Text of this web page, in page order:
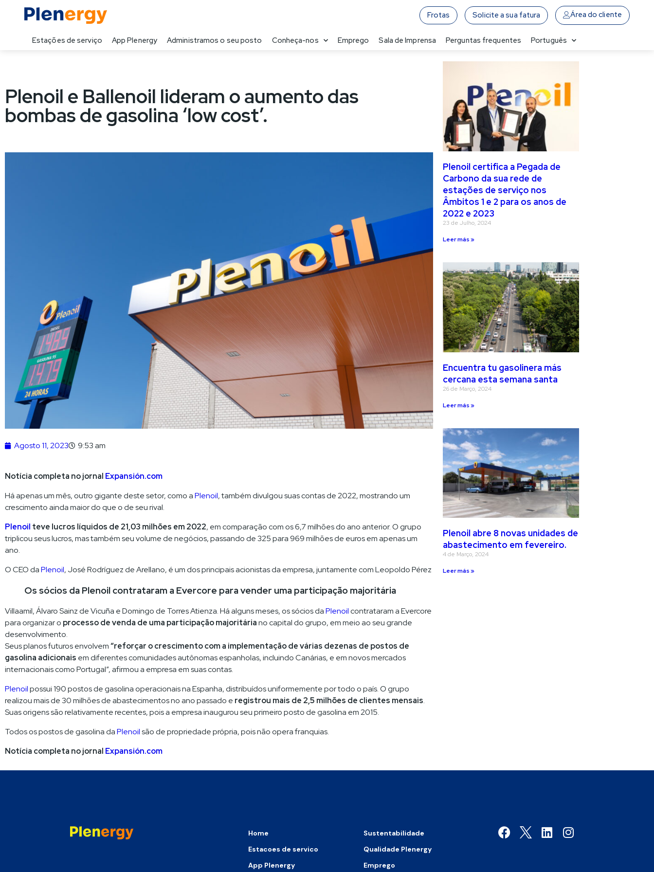
Frotas Solicite a sua fatura Área do cliente
Estações de serviço App Plenergy Administramos o seu posto Conheça-nos Emprego Sala de Imprensa Perguntas frequentes Português
Plenoil e Ballenoil lideram o aumento das
bombas de gasolina ‘low cost’.
Agosto 11, 2023 9:53 am
Notícia completa no jornal Expansión.com
Há apenas um mês, outro gigante deste setor, como aPlenoil, também divulgou suas contas de 2022, mostrando um
crescimento ainda maior do que o de seu rival.
Plenoil teve lucros líquidos de 21,03 milhões em 2022, em comparação com os 6,7 milhões do ano anterior. O grupo
triplicou seus lucros, mas também seu volume de negócios, passando de 325 para 969 milhões de euros em apenas um
ano.
O CEO daPlenoil, José Rodríguez de Arellano, é um dos principais acionistas da empresa, juntamente com Leopoldo Pérez
Os sócios da Plenoil contrataram a Evercore para vender uma participação majoritária
Villaamil, Álvaro Sainz de Vicuña e Domingo de Torres Atienza. Há alguns meses, os sócios daPlenoilcontrataram a Evercore
para organizar o processo de venda de uma participação majoritáriano capital do grupo, em meio ao seu grande
desenvolvimento.
Seus planos futuros envolvem“reforçar o crescimento com a implementação de várias dezenas de postos de
gasolina adicionais em diferentes comunidades autônomas espanholas, incluindo Canárias, e em novos mercados
internacionais como Portugal”, afirmou a empresa em suas contas.
Plenoilpossui 190 postos de gasolina operacionais na Espanha, distribuídos uniformemente por todo o país. O grupo
realizou mais de 30 milhões de abastecimentos no ano passado e registrou mais de 2,5 milhões de clientes mensais.
Suas origens são relativamente recentes, pois a empresa inaugurou seu primeiro posto de gasolina em 2015.
Todos os postos de gasolina daPlenoilsão de propriedade própria, pois não opera franquias.
Notícia completa no jornal Expansión.com
Plenoil certifica a Pegada de
Carbono da sua rede de
estações de serviço nos
Âmbitos 1 e 2 para os anos de
2022 e 2023
23 de Julho, 2024
Leer más »
Encuentra tu gasolinera más
cercana esta semana santa
26 de Março, 2024
Leer más »
Plenoil abre 8 novas unidades de
abastecimento em fevereiro.
4 de Março, 2024
Leer más »
Home
Estacoes de servico
App Plenergy
Sustentabilidade
Qualidade Plenergy
Emprego